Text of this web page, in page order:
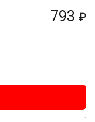
793 ₽